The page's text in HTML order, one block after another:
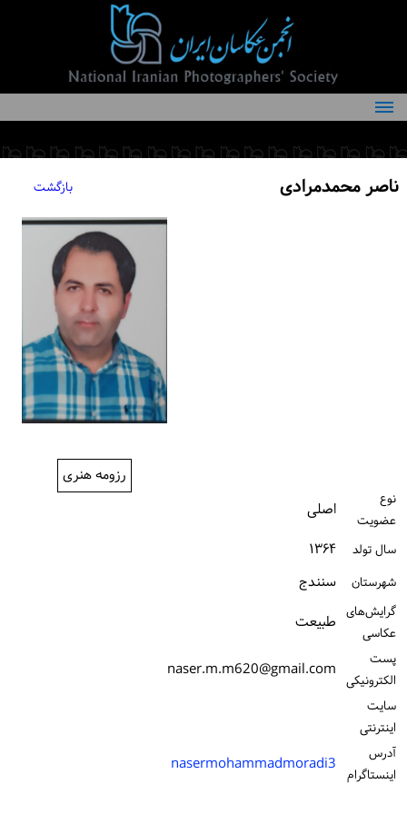
درباره انجمن
کمیته‌های انجمن
ناصر محمدمرادی بازگشت
رزومه هنری
نوع
عضویت
اصلی
سال تولد ۱۳۶۴
شهرستان سنندج
گرایش‌های
عکاسی
طبیعت
پست
الكترونیكی naser.m.m620@gmail.com
سایت
اینترنتی
آدرس
اینستاگرام nasermohammadmoradi3